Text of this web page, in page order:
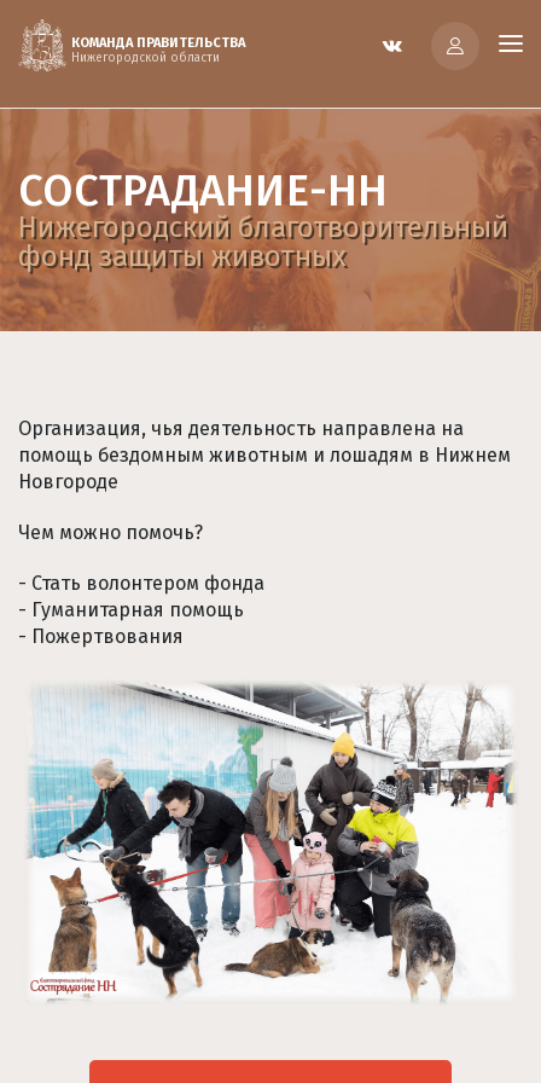
КОМАНДА ПРАВИТЕЛЬСТВА
Нижегородской области
СОСТРАДАНИЕ-НН
Нижегородский благотворительный
фонд защиты животных
Организация, чья деятельность направлена на
помощь бездомным животным и лошадям в Нижнем
Новгороде
Чем можно помочь?
- Стать волонтером фонда
- Гуманитарная помощь
- Пожертвования